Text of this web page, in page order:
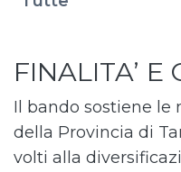
FINALITA’ E
Il bando sostiene le
della Provincia di
volti alla